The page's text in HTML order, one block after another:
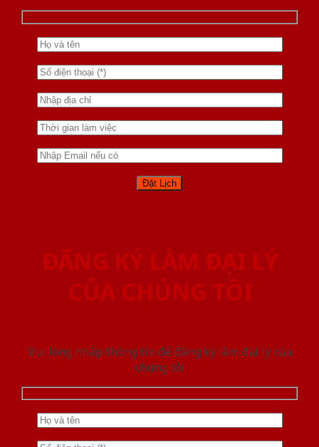
ĐĂNG KÝ LÀM ĐẠI LÝ
CỦA CHÚNG TÔI
Vui lòng nhập thông tin để đăng ký làm đại lý của
chúng tôi